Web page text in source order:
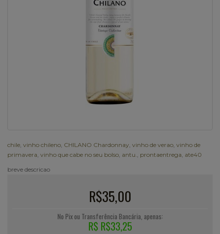
chile vinho chileno CHILANO Chardonnay vinho de verao vinho de
primavera vinho que cabe no seu bolso antu. prontaentrega ate40
breve descricao
R$35,00
No Pix ou Transferência Bancária, apenas:
R$ R$33,25